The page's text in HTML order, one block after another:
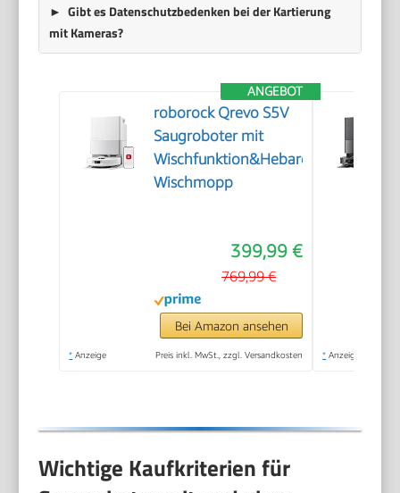
Gibt es Datenschutzbedenken bei der Kartierung
mit Kameras?
ANGEBOT
roborock Qrevo S5V
Saugroboter mit
Wischfunktion&Hebarem
Wischmopp
399,99 €
769,99 €
Bei Amazon ansehen
* Anzeige Preis inkl. MwSt., zzgl. Versandkosten * Anzeige
Wichtige Kaufkriterien für